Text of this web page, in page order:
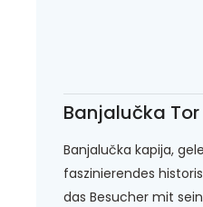
Banjalučka Tor
Banjalučka kapija,
faszinierendes
das Besucher mit